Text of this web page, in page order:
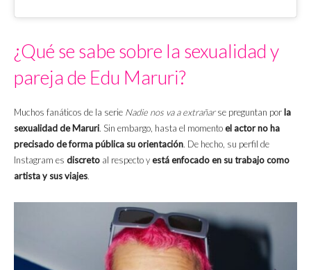
¿Qué se sabe sobre la sexualidad y
pareja de Edu Maruri?
Muchos fanáticos de la serie Nadie nos va a extrañarse preguntan por la
sexualidad de Maruri. Sin embargo, hasta el momentoel actor no ha
precisado de forma pública su orientación. De hecho, su perfil de
Instagram es discreto al respecto yestá enfocado en su trabajo como
artista y sus viajes.